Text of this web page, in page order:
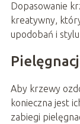
Dopasowanie
kreatywny,
upodobań i stylu
Aby krzewy
konieczna jest
zabiegi